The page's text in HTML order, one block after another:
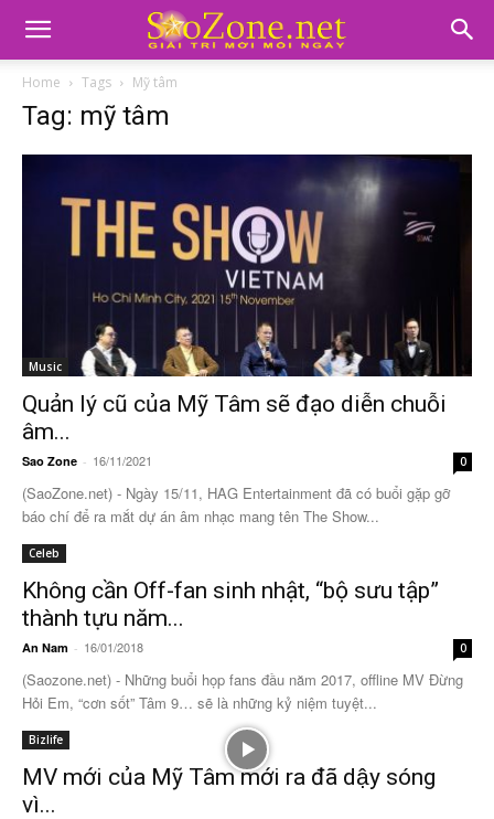
Home Tags Mỹ tâm
Tag: mỹ tâm
Music
Quản lý cũ của Mỹ Tâm sẽ đạo diễn chuỗi
âm...
Sao Zone - 16/11/2021 0
(SaoZone.net) - Ngày 15/11, HAG Entertainment đã có buổi gặp gỡ
báo chí để ra mắt dự án âm nhạc mang tên The Show...
Celeb
Không cần Off-fan sinh nhật, “bộ sưu tập”
thành tựu năm...
An Nam - 16/01/2018 0
(Saozone.net) - Những buổi họp fans đầu năm 2017, offline MV Đừng
Hỏi Em, “cơn sốt” Tâm 9… sẽ là những kỷ niệm tuyệt...
Bizlife
MV mới của Mỹ Tâm mới ra đã dậy sóng
vì...